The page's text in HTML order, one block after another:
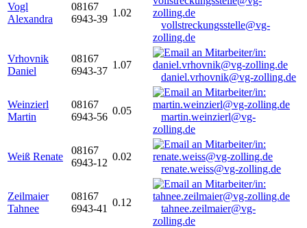
Vogl
Alexandra
08167
6943-39
1.02
vollstreckungsstelle@vg-
zolling.de
Vrhovnik
Daniel
08167
6943-37
1.07
daniel.vrhovnik@vg-zolling.de
Weinzierl
Martin
08167
6943-56
0.05
martin.weinzierl@vg-
zolling.de
Weiß Renate
08167
6943-12
0.02
renate.weiss@vg-zolling.de
Zeilmaier
Tahnee
08167
6943-41
0.12
tahnee.zeilmaier@vg-
zolling.de